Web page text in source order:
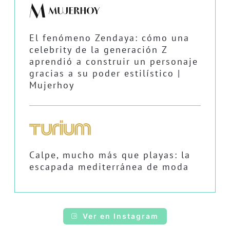
El fenómeno Zendaya: cómo una
celebrity de la generación Z
aprendió a construir un personaje
gracias a su poder estilístico |
Mujerhoy
Calpe, mucho más que playas: la
escapada mediterránea de moda
Ver en Instagram